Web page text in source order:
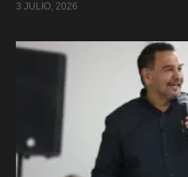
3 JULIO, 2026